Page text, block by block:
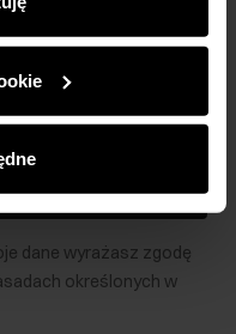
Informacje o tym,
i
te informacje z
dane wyrażasz zgodę
określonych w